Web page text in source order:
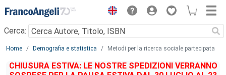
Menu
Cerca:
Main content
Home Demografia e statistica Metodi per la ricerca sociale partecipata
CHIUSURA ESTIVA: LE NOSTRE SPEDIZIONI VERRANNO